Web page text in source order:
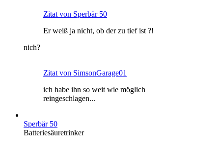
Zitat von Sperbär 50
Er weiß ja nicht, ob der zu tief ist ?!
nich?
Zitat von SimsonGarage01
ich habe ihn so weit wie möglich
reingeschlagen...
Sperbär 50
Batteriesäuretrinker